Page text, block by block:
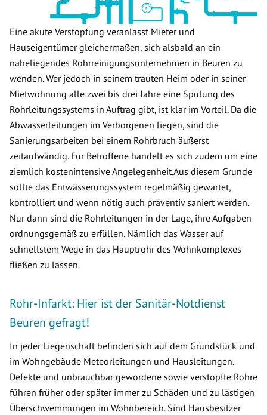
Eine akute Verstopfung veranlasst Mieter und
Hauseigentümer gleichermaßen, sich alsbald an ein
naheliegendes Rohrreinigungsunternehmen in Beuren zu
wenden. Wer jedoch in seinem trauten Heim oder in seiner
Mietwohnung alle zwei bis drei Jahre eine Spülung des
Rohrleitungssystems in Auftrag gibt, ist klar im Vorteil. Da die
Abwasserleitungen im Verborgenen liegen, sind die
Sanierungsarbeiten bei einem Rohrbruch äußerst
zeitaufwändig. Für Betroffene handelt es sich zudem um eine
ziemlich kostenintensive Angelegenheit.Aus diesem Grunde
sollte das Entwässerungssystem regelmäßig gewartet,
kontrolliert und wenn nötig auch präventiv saniert werden.
Nur dann sind die Rohrleitungen in der Lage, ihre Aufgaben
ordnungsgemäß zu erfüllen. Nämlich das Wasser auf
schnellstem Wege in das Hauptrohr des Wohnkomplexes
fließen zu lassen.
Rohr-Infarkt: Hier ist der Sanitär-Notdienst
Beuren gefragt!
In jeder Liegenschaft befinden sich auf dem Grundstück und
im Wohngebäude Meteorleitungen und Hausleitungen.
Defekte und unbrauchbar gewordene sowie verstopfte Rohre
führen früher oder später immer zu Schäden und zu lästigen
Überschwemmungen im Wohnbereich. Sind Hausbesitzer